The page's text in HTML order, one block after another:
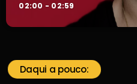
02:00 - 02:59
Daqui a pouco: